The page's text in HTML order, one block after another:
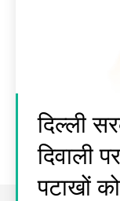
दिल्ली
दिवाली
पटाखों